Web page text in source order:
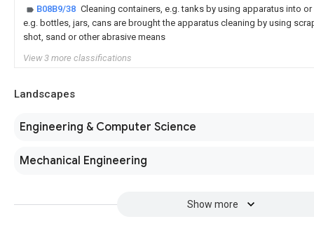
B08B9/38 Cleaning containers, e.g. tanks by using apparatus into
e.g. bottles, jars, cans are brought the apparatus cleaning by using
shot, sand or other abrasive means
View 3 more classifications
Landscapes
Engineering & Computer Science
Mechanical Engineering
Show more